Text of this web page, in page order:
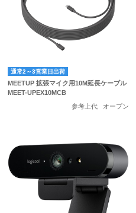
通常2～3営業日出荷
MEETUP 拡張マイク用10M延長ケーブル
MEET-UPEX10MCB
参考上代
オープン